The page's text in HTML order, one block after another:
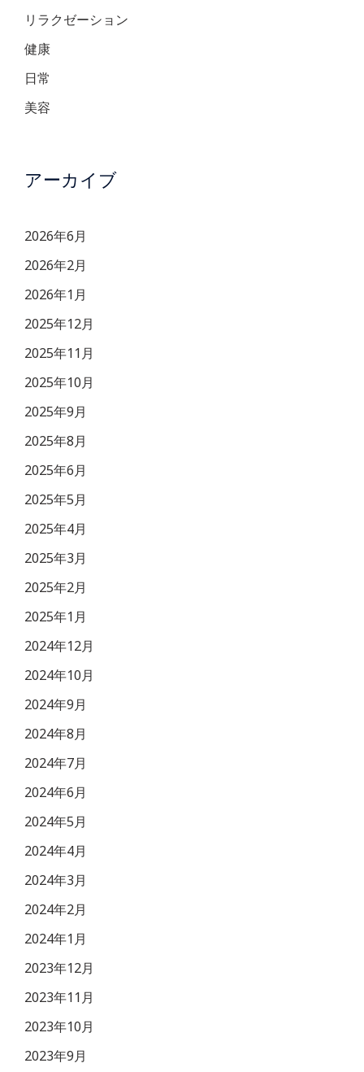
リラクゼーション
健康
日常
美容
アーカイブ
2026年6月
2026年2月
2026年1月
2025年12月
2025年11月
2025年10月
2025年9月
2025年8月
2025年6月
2025年5月
2025年4月
2025年3月
2025年2月
2025年1月
2024年12月
2024年10月
2024年9月
2024年8月
2024年7月
2024年6月
2024年5月
2024年4月
2024年3月
2024年2月
2024年1月
2023年12月
2023年11月
2023年10月
2023年9月